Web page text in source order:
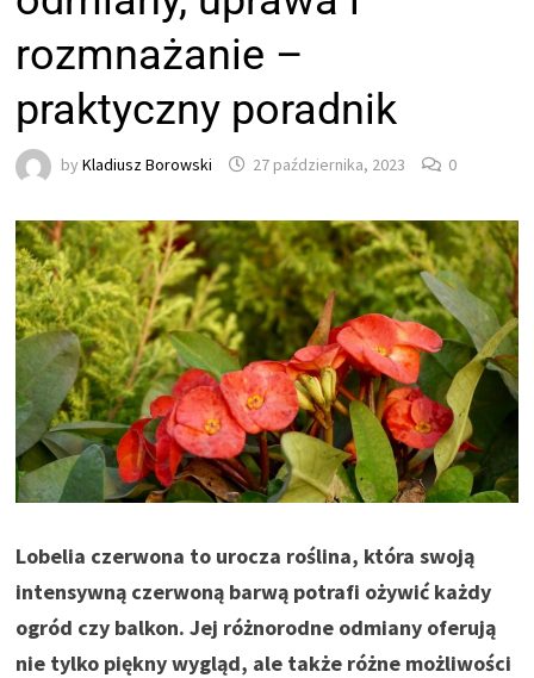
rozmnażanie –
praktyczny poradnik
byKladiusz Borowski 27 października, 2023 0
Lobelia czerwona to urocza roślina, która swoją
intensywną czerwoną barwą potrafi ożywić każdy
ogród czy balkon. Jej różnorodne odmiany oferują
nie tylko piękny wygląd, ale także różne możliwości